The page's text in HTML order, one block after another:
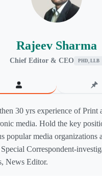
Rajeev Sharma
Chief Editor & CEO PHD, LLB
30 yrs experience of Print
media. Hold the key
popular media organizations
Correspondent-
News Editor.